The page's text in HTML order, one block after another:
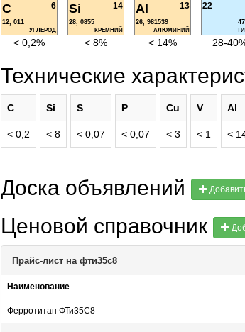
C 6
12, 011
УГЛЕРОД
< 0,2%
Si 14
28, 0855
КРЕМНИЙ
< 8%
Al 13
26, 981539
АЛЮМИНИЙ
< 14%
22
28-
Технические
C
< 0,2
Si
< 8
S
< 0,07
P
< 0,07
Cu
< 3
V
< 1
Al
<
Доска объявлений
Ценовой справочник
Прайс-лист на фти35с8
Наименование
Ферротитан ФТи35С8